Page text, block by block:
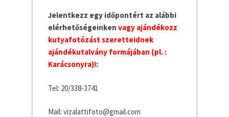
Jelentkezz egy időpontért az alábbi
elérhetőségeinken vagy ajándékozz
kutyafotózást szeretteidnek
ajándékutalvány formájában (pl. :
Karácsonyra)!:
Tel: 20/338-3741
Mail: vizalattifoto@gmail.com